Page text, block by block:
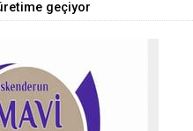
geçiyor